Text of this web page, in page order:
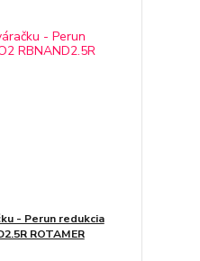
- Perun redukcia
ROTAMER